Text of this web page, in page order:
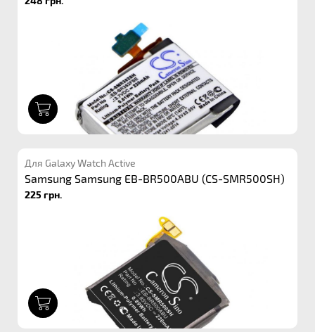
Для Galaxy Watch Active
Samsung Samsung EB-BR500ABU (CS-SMR500SH)
225 грн.